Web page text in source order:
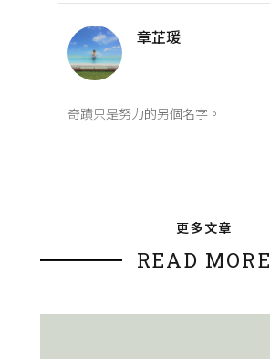
章芷瑗
奇蹟只是努力的另個名字。
更多文章
READ MORE